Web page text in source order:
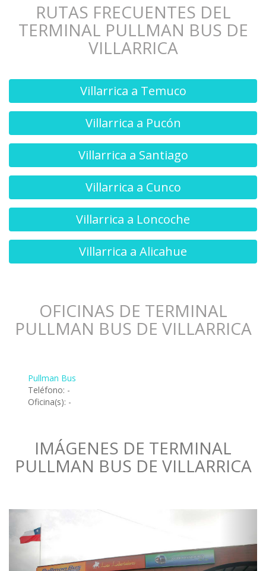
RUTAS FRECUENTES DEL
TERMINAL PULLMAN BUS DE
VILLARRICA
Villarrica a Temuco
Villarrica a Pucón
Villarrica a Santiago
Villarrica a Cunco
Villarrica a Loncoche
Villarrica a Alicahue
OFICINAS DE TERMINAL
PULLMAN BUS DE VILLARRICA
Pullman Bus
Teléfono: -
Oficina(s): -
IMÁGENES DE TERMINAL
PULLMAN BUS DE VILLARRICA